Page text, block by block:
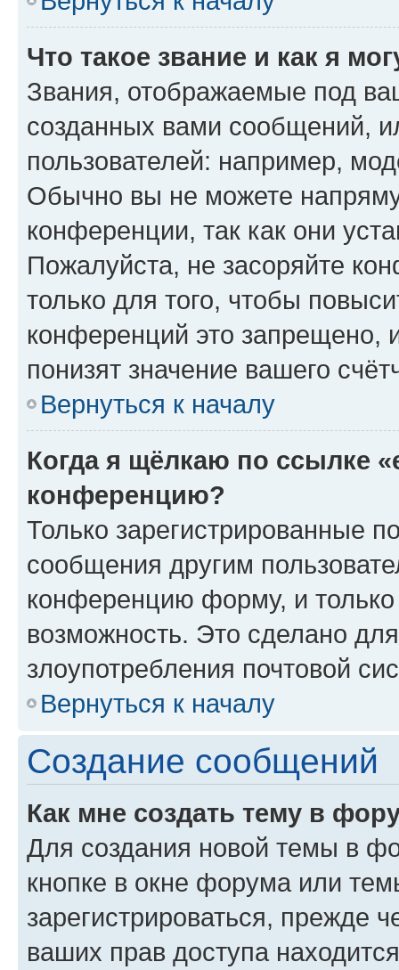
Что такое звание и как я
Звания, отображаемые под
созданных вами сообщений,
пользователей: например,
Обычно вы не можете
конференции, так как они
Пожалуйста, не засоряйте
только для того, чтобы
конференций это запрещено,
понизят значение вашего
Вернуться к началу
Когда я щёлкаю по ссылке
конференцию?
Только зарегистрированные
сообщения другим
конференцию форму, и
возможность. Это сделано
злоупотребления почтовой
Вернуться к началу
Создание сообщений
Как мне создать тему в
Для создания новой темы в
кнопке в окне форума или
зарегистрироваться, прежде
ваших прав доступа